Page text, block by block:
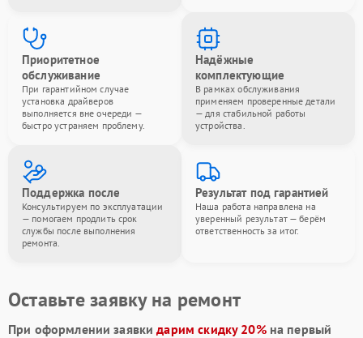
Приоритетное
обслуживание
При гарантийном случае
установка драйверов
выполняется вне очереди —
быстро устраняем проблему.
Надёжные
комплектующие
В рамках обслуживания
применяем проверенные детали
— для стабильной работы
устройства.
Поддержка после
Консультируем по эксплуатации
— помогаем продлить срок
службы после выполнения
ремонта.
Результат под гарантией
Наша работа направлена на
уверенный результат — берём
ответственность за итог.
Оставьте заявку на ремонт
При оформлении заявкидарим скидку 20%на первый